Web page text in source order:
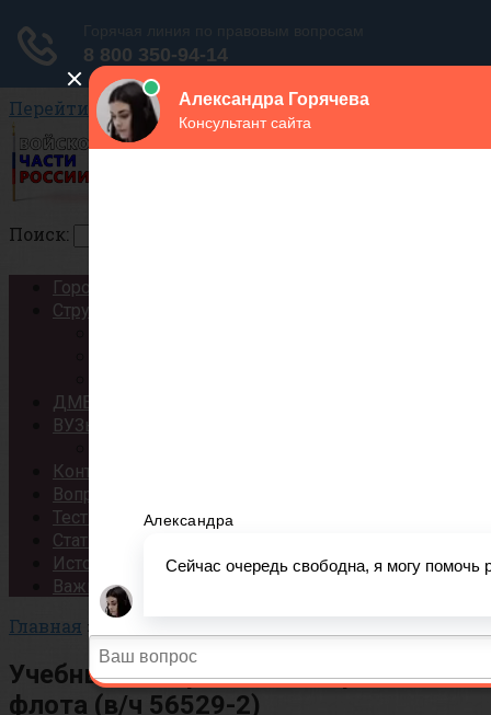
Перейти к контенту
Поиск:
Города
Структура
ДМБ
ВУЗы
Контракт
Вопросы
Тесты
Статьи
История
Важно!
Главная »
Учебный центр военно-морского
флота (в/ч 56529-2)